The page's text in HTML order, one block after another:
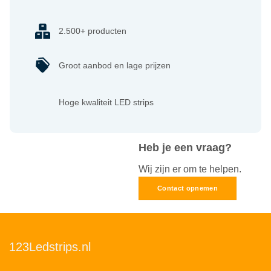
Heb je een vraag?
Wij zijn er om te helpen.
Contact opnemen
2.500+ producten
Groot aanbod en lage prijzen
Hoge kwaliteit LED strips
123Ledstrips.nl